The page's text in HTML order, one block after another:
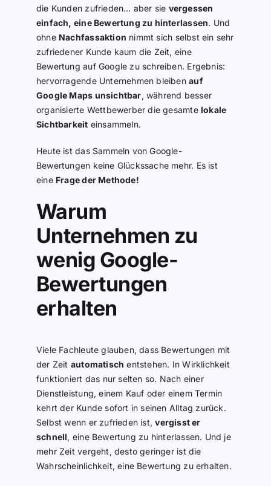
die Kunden zufrieden… aber sie vergessen
einfach, eine Bewertung zu hinterlassen. Und
ohne Nachfassaktion nimmt sich selbst ein sehr
zufriedener Kunde kaum die Zeit, eine
Bewertung auf Google zu schreiben. Ergebnis:
hervorragende Unternehmen bleibenauf
Google Maps unsichtbar, während besser
organisierte Wettbewerber die gesamte lokale
Sichtbarkeit einsammeln.
Heute ist das Sammeln von Google-
Bewertungen keine Glückssache mehr. Es ist
eine Frage der Methode!
Warum
Unternehmen zu
wenig Google-
Bewertungen
erhalten
Viele Fachleute glauben, dass Bewertungen mit
der Zeit automatisch entstehen. In Wirklichkeit
funktioniert das nur selten so. Nach einer
Dienstleistung, einem Kauf oder einem Termin
kehrt der Kunde sofort in seinen Alltag zurück.
Selbst wenn er zufrieden ist,vergisst er
schnell, eine Bewertung zu hinterlassen. Und je
mehr Zeit vergeht, desto geringer ist die
Wahrscheinlichkeit, eine Bewertung zu erhalten.